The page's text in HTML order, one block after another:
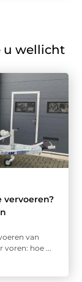
u wellicht
vervoeren?
van
hoe ...